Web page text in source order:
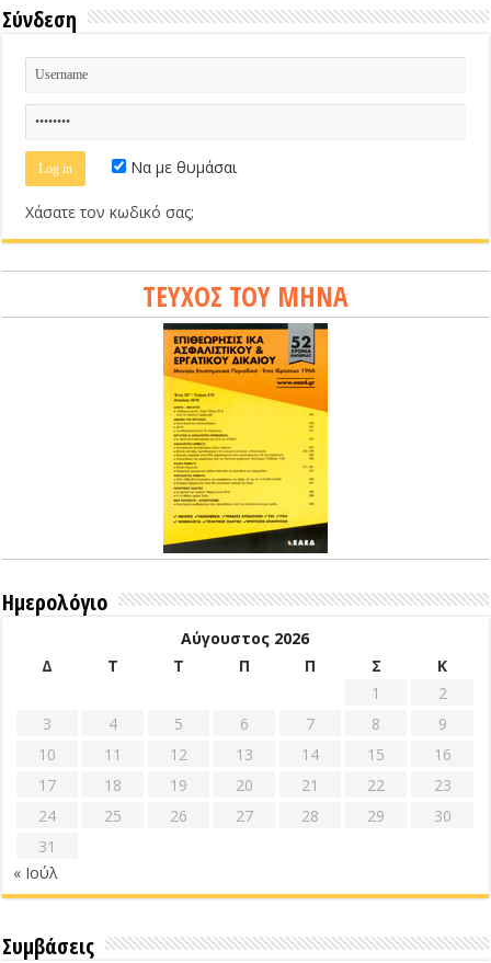
Σύνδεση
Να με θυμάσαι
Χάσατε τον κωδικό σας;
ΤΕΥΧΟΣ ΤΟΥ ΜΗΝΑ
Ημερολόγιο
Αύγουστος 2026
Δ
Τ Τ Π Π Σ
Κ
1
2
3
4 5 6 7 8
9
10
11 12 13 14 15
16
17
18 19 20 21 22
23
24
25 26 27 28 29
30
31
« Ιούλ
Συμβάσεις